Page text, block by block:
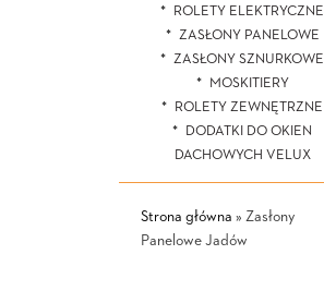
ROLETY ELEKTRYCZNE
ZASŁONY PANELOWE
ZASŁONY SZNURKOWE
MOSKITIERY
ROLETY ZEWNĘTRZNE
DODATKI DO OKIEN
DACHOWYCH VELUX
Strona główna » Zasłony
Panelowe Jadów